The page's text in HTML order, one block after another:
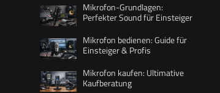
Mikrofon-Grundlagen:
Perfekter Sound für Einsteiger
Mikrofon bedienen: Guide für
Einsteiger & Profis
Mikrofon kaufen: Ultimative
Kaufberatung